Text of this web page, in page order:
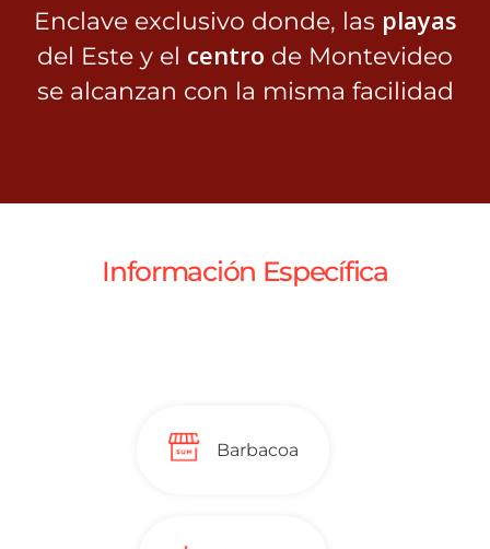
Enclave exclusivo donde, las playas
del Este y el centro de Montevideo
se alcanzan con la misma facilidad
Información Específica
Barbacoa